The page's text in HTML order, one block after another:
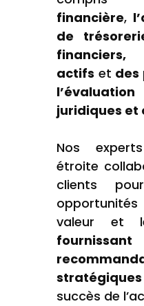
financière,
de
financiers,
actifs et des
juridiques et
Nos
étroite
clients
valeur et
stratégiques
succès de